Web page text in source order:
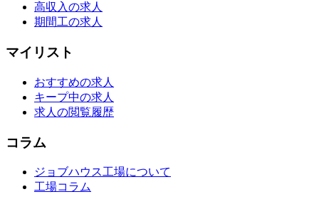
高収入の求人
期間工の求人
マイリスト
おすすめの求人
キープ中の求人
求人の閲覧履歴
コラム
ジョブハウス工場について
工場コラム